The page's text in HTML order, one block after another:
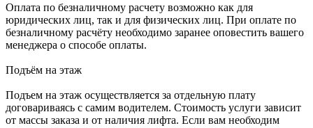
Оплата по безналичному расчету возможно как для
юридических лиц, так и для физических лиц. При оплате по
безналичному расчёту необходимо заранее оповестить вашего
менеджера о способе оплаты.
Подъём на этаж
Подъем на этаж осуществляется за отдельную плату
договариваясь с самим водителем. Стоимость услуги зависит
от массы заказа и от наличия лифта. Если вам необходим